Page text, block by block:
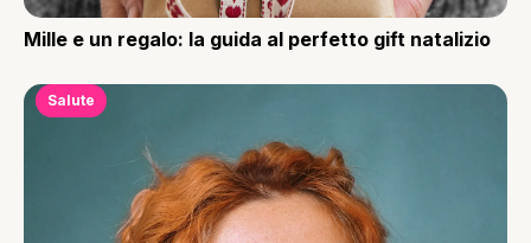
Mille e un regalo: la guida al perfetto gift natalizio
Salute